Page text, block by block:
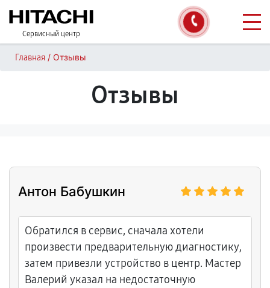
Сервисный центр
Главная / Отзывы
Отзывы
Антон Бабушкин
Обратился в сервис, сначала хотели
произвести предварительную диагностику,
затем привезли устройство в центр. Мастер
Валерий указал на недостаточную